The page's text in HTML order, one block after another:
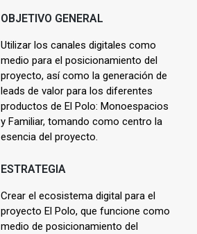
OBJETIVO GENERAL
Utilizar los canales digitales como
medio para el posicionamiento del
proyecto, así como la generación de
leads de valor para los diferentes
productos de El Polo: Monoespacios
y Familiar, tomando como centro la
esencia del proyecto.
ESTRATEGIA
Crear el ecosistema digital para el
proyecto El Polo, que funcione como
medio de posicionamiento del